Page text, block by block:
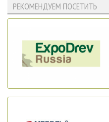
РЕКОМЕНДУЕМ ПОСЕТИТЬ